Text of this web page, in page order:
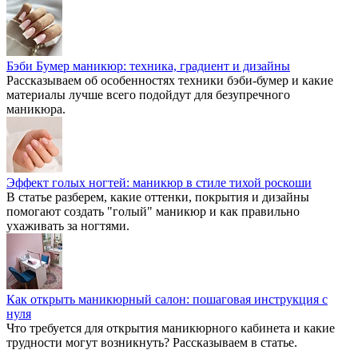
Бэби Бумер маникюр: техника, градиент и дизайны
Рассказываем об особенностях техники бэби-бумер и какие
материалы лучше всего подойдут для безупречного
маникюра.
Эффект голых ногтей: маникюр в стиле тихой роскоши
В статье разберем, какие оттенки, покрытия и дизайны
помогают создать "голый" маникюр и как правильно
ухаживать за ногтями.
Как открыть маникюрный салон: пошаговая инструкция с
нуля
Что требуется для открытия маникюрного кабинета и какие
трудности могут возникнуть? Рассказываем в статье.